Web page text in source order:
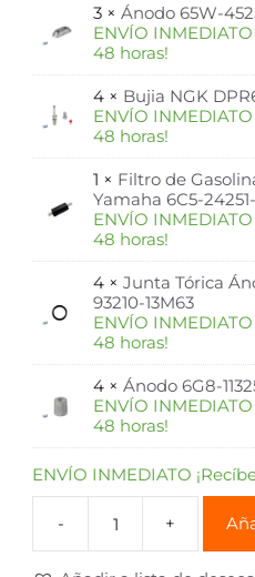
3 × Ánodo 65W-
ENVÍO
48 horas!
4 × Bujia NGK
ENVÍO
48 horas!
1 × Filtro de
Yamaha 6C5-
ENVÍO
48 horas!
4 × Junta Tórica
93210-13M63
ENVÍO
48 horas!
4 × Ánodo 6G8-
ENVÍO
48 horas!
ENVÍO INMEDIATO